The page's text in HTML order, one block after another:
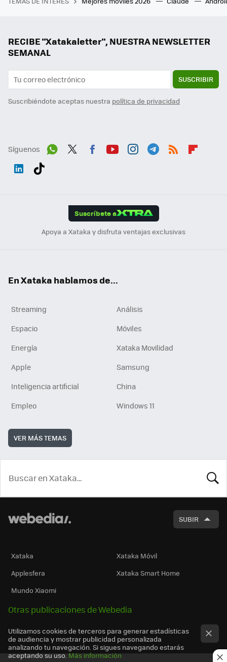
RECIBE "Xatakaletter", NUESTRA NEWSLETTER
SEMANAL
SUSCRIBIR
Suscribiéndote aceptas nuestra política de privacidad
Síguenos
Suscríbete a
Apoya a Xataka y disfruta ventajas exclusivas
En Xataka hablamos de...
Streaming
Análisis
Espacio
Móviles
Energía
Xataka Movilidad
Apple
Samsung
Inteligencia artificial
China
Empleo
Windows 11
VER MÁS TEMAS
SUBIR
Xataka
Xataka Móvil
Applesfera
Xataka Smart Home
Mundo Xiaomi
Otras publicaciones de Webedia
Utilizamos cookies de terceros para generar estadísticas
de audiencia y mostrar publicidad personalizada
analizando tu navegación. Si sigues navegando estarás
aceptando su uso. Más información